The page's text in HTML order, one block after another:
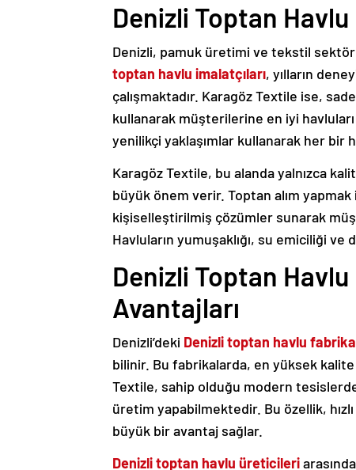
Denizli Toptan Havlu
Denizli, pamuk üretimi ve tekstil
toptan havlu imalatçıları, yılların
çalışmaktadır. Karagöz Textile ise,
kullanarak müşterilerine en iyi
yenilikçi yaklaşımlar kullanarak her
Karagöz Textile, bu alanda yalnızca
büyük önem verir. Toptan alım
kişiselleştirilmiş çözümler sunarak
Havluların yumuşaklığı, su emiciliği ve
Denizli Toptan Havlu
Avantajları
Denizli’deki Denizli toptan havlu
bilinir. Bu fabrikalarda, en yüksek
Textile, sahip olduğu modern
üretim yapabilmektedir. Bu özellik,
büyük bir avantaj sağlar.
Denizli toptan havlu üreticileri